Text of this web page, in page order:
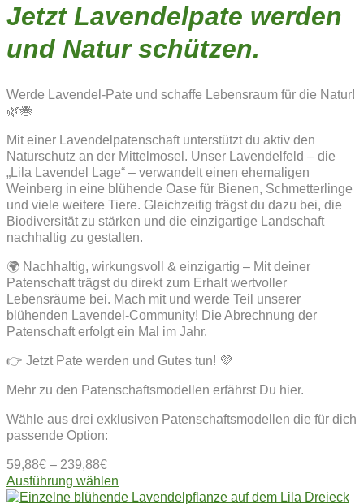
Jetzt Lavendelpate werden
und Natur schützen.
Werde Lavendel-Pate und schaffe Lebensraum für die Natur!
🌿🐝
Mit einer Lavendelpatenschaft unterstützt du aktiv den
Naturschutz an der Mittelmosel. Unser Lavendelfeld – die
„Lila Lavendel Lage“ – verwandelt einen ehemaligen
Weinberg in eine blühende Oase für Bienen, Schmetterlinge
und viele weitere Tiere. Gleichzeitig trägst du dazu bei, die
Biodiversität zu stärken und die einzigartige Landschaft
nachhaltig zu gestalten.
🌍 Nachhaltig, wirkungsvoll & einzigartig – Mit deiner
Patenschaft trägst du direkt zum Erhalt wertvoller
Lebensräume bei. Mach mit und werde Teil unserer
blühenden Lavendel-Community! Die Abrechnung der
Patenschaft erfolgt ein Mal im Jahr.
👉 Jetzt Pate werden und Gutes tun! 💜
Mehr zu den Patenschaftsmodellen erfährst Du hier.
Wähle aus drei exklusiven Patenschaftsmodellen die für dich
passende Option:
59,88€ – 239,88€
Ausführung wählen
Produkt